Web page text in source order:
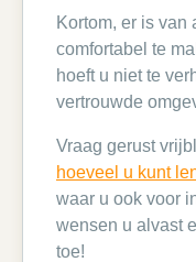
Kortom, er is
comfortabel te
hoeft u niet te
vertrouwde
Vraag gerust
hoeveel u kunt
waar u ook voor
wensen u alvast
toe!